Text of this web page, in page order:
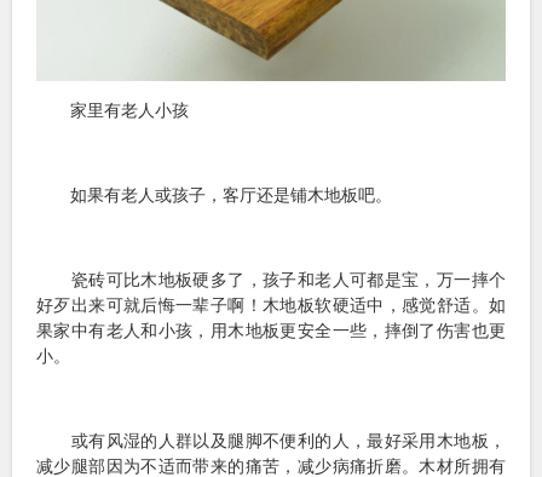
家里有老人小孩
如果有老人或孩子，客厅还是铺木地板吧。
瓷砖可比木地板硬多了，孩子和老人可都是宝，万一摔个
好歹出来可就后悔一辈子啊！木地板软硬适中，感觉舒适。如
果家中有老人和小孩，用木地板更安全一些，摔倒了伤害也更
小。
或有风湿的人群以及腿脚不便利的人，最好采用木地板，
减少腿部因为不适而带来的痛苦，减少病痛折磨。木材所拥有